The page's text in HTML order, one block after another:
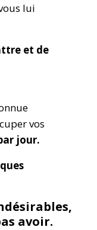
lui
et de
vos
jour.
avoir.